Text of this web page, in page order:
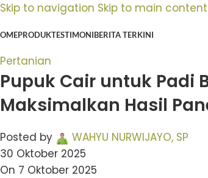
Skip to navigation Skip to main content
PRODUKTESTIMONIBERITA TERKINI
Pertanian
Pupuk Cair untuk Padi
Maksimalkan Hasil
Posted by
WAHYU NURWIJAYO, SP
30 Oktober 2025
On 7 Oktober 2025